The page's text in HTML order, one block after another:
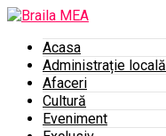
Acasa
Administrație locală
Afaceri
Cultură
Eveniment